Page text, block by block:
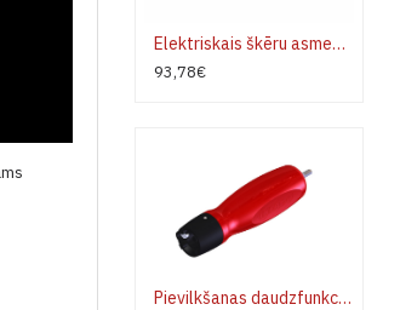
Elektriskais škēru asmens asinātājs INFACO A48V3
93,78€
Pievilkšanas daudzfunkcionālais instruments Infaco 749C